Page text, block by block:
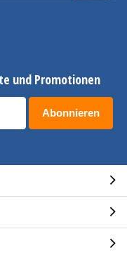
und Promotionen
Abonnieren